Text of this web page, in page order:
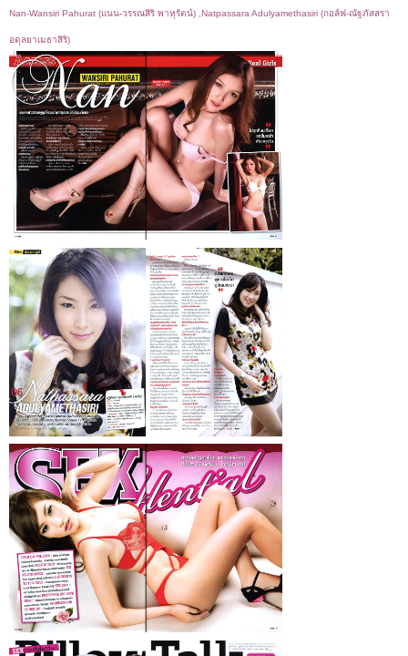
Nan-Wansiri Pahurat (แนน-วรรณสิริ พาหุรัตน์) ,Natpassara Adulyamethasiri (กอล์ฟ-ณัฐภัสสรา
อดุลยาเมธาสิริ)